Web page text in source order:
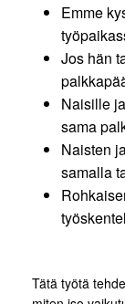
Emme
Jos hän
Naisille
sama
Naisten
samalla
Tätä työtä